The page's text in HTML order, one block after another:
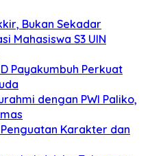
Bukan Sekadar
Mahasiswa S3 UIN
Payakumbuh Perkuat
dengan PWI Paliko,
Karakter dan